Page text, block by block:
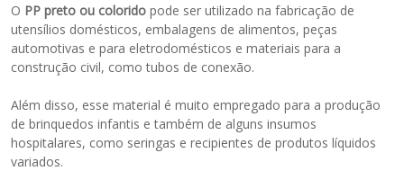
O PP preto ou colorido pode ser utilizado na fabricação de
utensílios domésticos, embalagens de alimentos, peças
automotivas e para eletrodomésticos e materiais para a
construção civil, como tubos de conexão.
Além disso, esse material é muito empregado para a produção
de brinquedos infantis e também de alguns insumos
hospitalares, como seringas e recipientes de produtos líquidos
variados.